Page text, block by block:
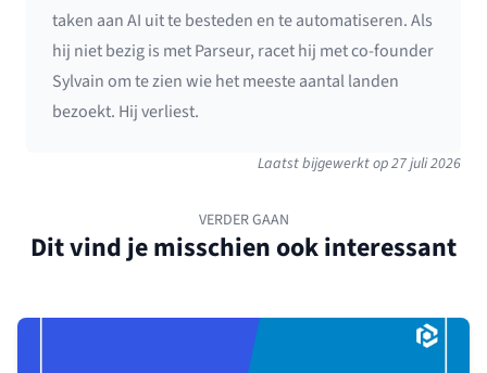
taken aan AI uit te besteden en te automatiseren. Als
hij niet bezig is met Parseur, racet hij met co-founder
Sylvain om te zien wie het meeste aantal landen
bezoekt. Hij verliest.
Laatst bijgewerkt op27 juli 2026
VERDER GAAN
Dit vind je misschien ook interessant